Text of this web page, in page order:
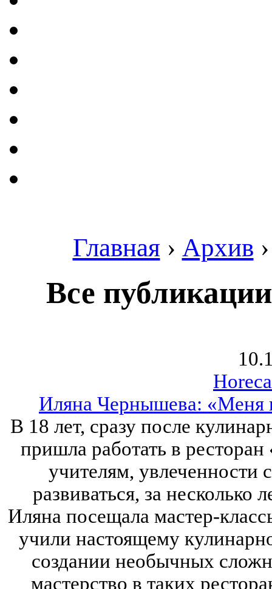
Главная › Архив
Все
Иляна Чернышева: «Меня
В 18 лет, сразу после
пришла работать в
учителям,
развиваться, за несколько
Иляна посещала мастер-
учили настоящему
создании необычных
мастерство в таких